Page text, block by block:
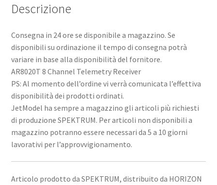
Descrizione
Consegna in 24 ore se disponibile a magazzino. Se
disponibili su ordinazione il tempo di consegna potrà
variare in base alla disponibilità del fornitore.
AR8020T 8 Channel Telemetry Receiver
PS: Al momento dell’ordine vi verrà comunicata l’effettiva
disponibilità dei prodotti ordinati.
JetModel ha sempre a magazzino gli articoli più richiesti
di produzione SPEKTRUM. Per articoli non disponibili a
magazzino potranno essere necessari da 5 a 10 giorni
lavorativi per l’approvvigionamento.
Articolo prodotto da SPEKTRUM, distribuito da HORIZON